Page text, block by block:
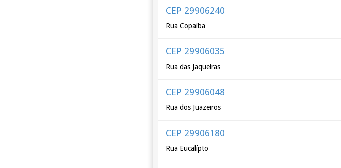
CEP 29906240
Rua Copaiba
CEP 29906035
Rua das Jaqueiras
CEP 29906048
Rua dos Juazeiros
CEP 29906180
Rua Eucalípto